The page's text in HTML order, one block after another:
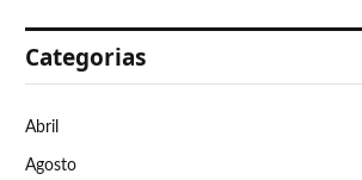
Categorias
Abril
Agosto